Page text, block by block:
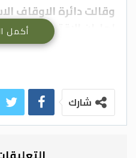
وقالت دائرة الاوقاف
لها، ان الاقتحامات
وأوضحت دائرة
والطلاب اليهود
أكمل
شارك